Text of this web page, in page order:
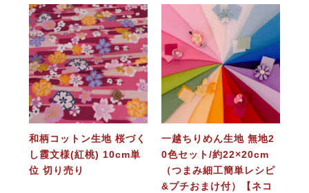
和柄コットン生地 桜づく
し霞文様(紅桃) 10cm単
位 切り売り
一越ちりめん生地 無地2
0色セット/約22×20cm
（つまみ細工簡単レシピ
&プチおまけ付）【ネコ